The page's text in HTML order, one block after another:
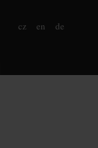
cz en de